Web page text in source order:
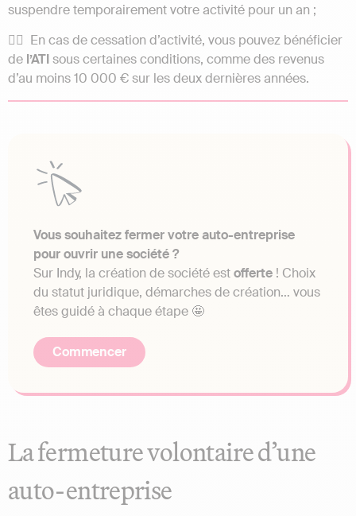
suspendre temporairement votre activité pour un an ;
👉🏼 En cas de cessation d’activité, vous pouvez bénéficier
de l’ATIsous certaines conditions, comme des revenus
d’au moins 10 000 € sur les deux dernières années.
Vous souhaitez fermer votre auto-entreprise
pour ouvrir une société ?
Sur Indy, la création de société estofferte ! Choix
du statut juridique, démarches de création… vous
êtes guidé à chaque étape 🤩
Commencer
La fermeture volontaire d’une
auto-entreprise